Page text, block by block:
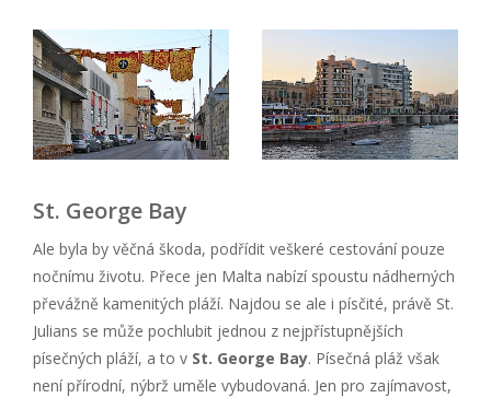
St. George Bay
Ale byla by věčná škoda, podřídit veškeré cestování pouze
nočnímu životu. Přece jen Malta nabízí spoustu nádherných
převážně kamenitých pláží. Najdou se ale i písčité, právě St.
Julians se může pochlubit jednou z nejpřístupnějších
písečných pláží, a to v St. George Bay. Písečná pláž však
není přírodní, nýbrž uměle vybudovaná. Jen pro zajímavost,